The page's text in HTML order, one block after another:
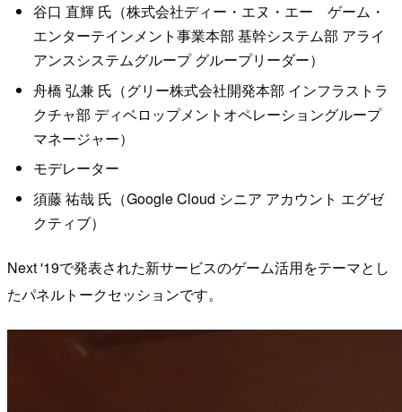
谷口 直輝 氏（株式会社ディー・エヌ・エー ゲーム・
エンターテインメント事業本部 基幹システム部 アライ
アンスシステムグループ グループリーダー）
舟橋 弘兼 氏（グリー株式会社開発本部 インフラストラ
クチャ部 ディベロップメントオペレーショングループ
マネージャー）
モデレーター
須藤 祐哉 氏（Google Cloud シニア アカウント エグゼ
クティブ）
Next '19で発表された新サービスのゲーム活用をテーマとし
たパネルトークセッションです。